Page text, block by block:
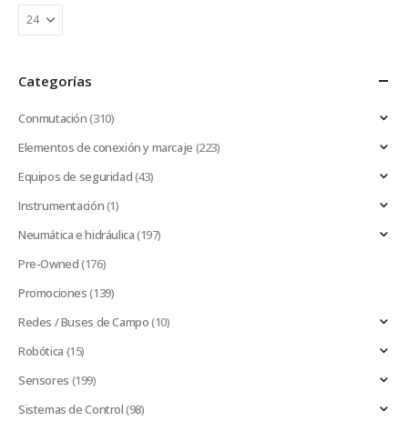
Categorías
Conmutación(310)
Elementos de conexión y marcaje (223)
Equipos de seguridad(43)
Instrumentación(1)
Neumática e hidráulica(197)
Pre-Owned(176)
Promociones(139)
Redes / Buses de Campo(10)
Robótica (15)
Sensores (199)
Sistemas de Control(98)